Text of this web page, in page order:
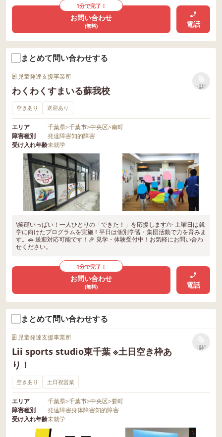
1分で完了！
お問い合わせ
(無料) 電話
まとめて問い合わせする
児童発達支援事業所
わくわくすまいる蘇我校
リストに
保存
空きあり 送迎あり
エリア 千葉県>千葉市>中央区>南町
障害種別
発達障害知的障害
受け入れ年齢未就学
\笑顔いっぱい！一人ひとりの「できた！」を応援します/✨ 土曜日は就
学に向けたプログラムを実施！平日は個別学習・集団活動で力を育みま
す。🚗 送迎対応可能です！🎉 見学・体験受付中！お気軽にお問い合わ
せください。
1分で完了！
お問い合わせ
(無料) 電話
まとめて問い合わせする
児童発達支援事業所
Lii sports studio東千葉 ※土日空き枠あ
り！
リストに
保存
空きあり 土日祝営業
エリア 千葉県>千葉市>中央区>要町
障害種別
発達障害身体障害知的障害
受け入れ年齢未就学